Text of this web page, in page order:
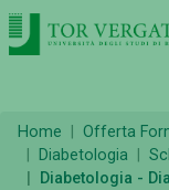
Home Offerta
Diabetologia
Diabetologia -